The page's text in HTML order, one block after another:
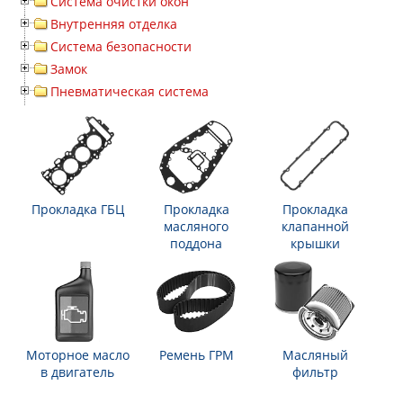
Внутренняя отделка
Система безопасности
Замок
Пневматическая система
Прокладка ГБЦ
Прокладка
масляного
поддона
Прокладка
клапанной
крышки
Моторное масло
в двигатель
Ремень ГРМ
Масляный
фильтр